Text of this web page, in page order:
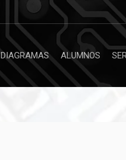
DIAGRAMAS ALUMNOS